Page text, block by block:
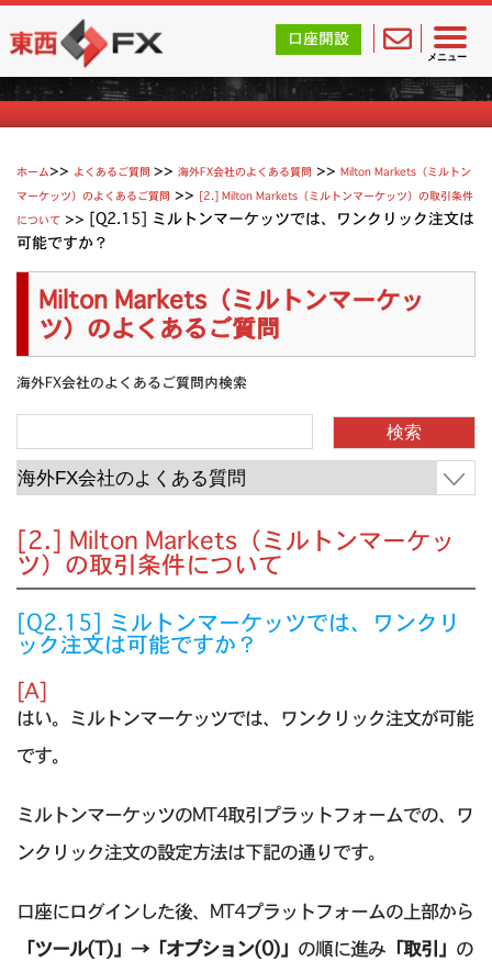
メニュー
東西FX｜海外FX会社（ブローカー）の無料口座開設サポ
口座開設
Milton Marketsのよくあるご質問
ホーム よくあるご質問 >>海外FX会社のよくある質問 >>Milton Markets（ミルトン
マーケッツ）のよくあるご質問 >> [2.] Milton Markets（ミルトンマーケッツ）の取引条件
について >> [Q2.15] ミルトンマーケッツでは、ワンクリック注文は
可能ですか？
Milton Markets（ミルトンマーケッ
ツ）のよくあるご質問
海外FX会社のよくあるご質問内検索
[2.] Milton Markets（ミルトンマーケッ
ツ）の取引条件について
[Q2.15] ミルトンマーケッツでは、ワンクリ
ック注文は可能ですか？
[A]
はい。ミルトンマーケッツでは、ワンクリック注文が可能
です。
ミルトンマーケッツのMT4取引プラットフォームでの、ワ
ンクリック注文の設定方法は下記の通りです。
口座にログインした後、MT4プラットフォームの上部から
「ツール(T)」→「オプション(0)」 の順に進み 「取引」 の